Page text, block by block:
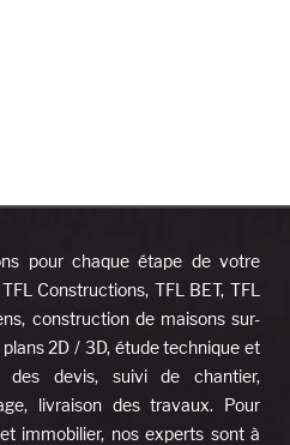
pour chaque étape de votre
Constructions, TFL BET, TFL
construction de maisons sur-
2D / 3D, étude technique et
des devis, suivi de chantier,
livraison des travaux. Pour
immobilier, nos experts sont à